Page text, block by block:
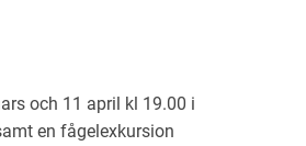
och 11 april kl 19.00 i
en fågelexkursion